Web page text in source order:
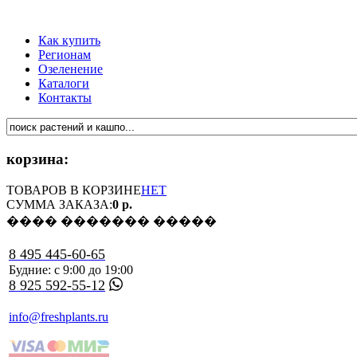
Как купить
Регионам
Озеленение
Каталоги
Контакты
корзина:
ТОВАРОВ В КОРЗИНЕНЕТ
СУММА ЗАКАЗА:0 р.
���� ������� �����
8 495 445-60-65
Будние: с 9:00 до 19:00
8 925 592-55-12
info@freshplants.ru